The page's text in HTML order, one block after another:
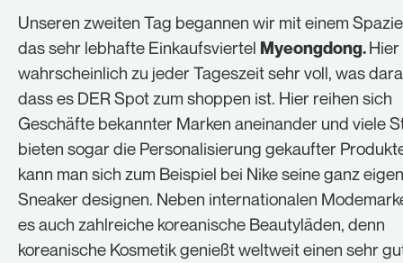
Unseren zweiten Tag begannen wir mit einem
das sehr lebhafte Einkaufsviertel Myeongdong.Hier
wahrscheinlich zu jeder Tageszeit sehr voll, was
dass es DER Spot zum shoppen ist. Hier reihen sich
Geschäfte bekannter Marken aneinander und viele
bieten sogar die Personalisierung gekaufter
kann man sich zum Beispiel bei Nike seine ganz
Sneaker designen. Neben internationalen
es auch zahlreiche koreanische Beautyläden, denn
koreanische Kosmetik genießt weltweit einen sehr